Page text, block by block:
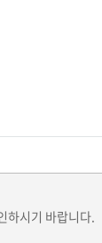
하시기 바랍니다.